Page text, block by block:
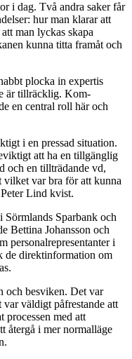
i dag. Två andra saker får
hur man klarar att
man lyck­as skapa
kunna titta framåt och
plocka in expertis
är tillräcklig. Kom­
en central roll här och
i en pressad situation.
att ha en tillgänglig
och en tillträ­dande vd,
vilket var bra för att kunna
Lind­ kvist.
Sörmlands Sparbank och
Bettina Johansson och
personalrepresentanter i
de direktinformation om
och besviken. Det var
väldigt påfrestande att
processen med att
återgå i mer normallä­ge